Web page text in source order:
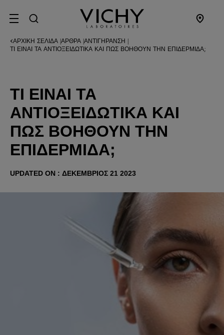
SITE MENU
ΑΡΧΙΚΉ ΣΕΛΊΔΑ ΆΡΘΡΑ ΑΝΤΙΓΉΡΑΝΣΗ
ΤΙ ΕΊΝΑΙ ΤΑ ΑΝΤΙΟΞΕΙΔΩΤΙΚΆ ΚΑΙ ΠΏΣ ΒΟΗΘΟΎΝ ΤΗΝ ΕΠΙΔΕΡΜΊΔΑ;
ΤΙ ΕΊΝΑΙ ΤΑ
ΑΝΤΙΟΞΕΙΔΩΤΙΚΆ ΚΑΙ
ΠΏΣ ΒΟΗΘΟΎΝ ΤΗΝ
ΕΠΙΔΕΡΜΊΔΑ;
UPDATED ON : ΔΕΚΈΜΒΡΙΟΣ 21 2023